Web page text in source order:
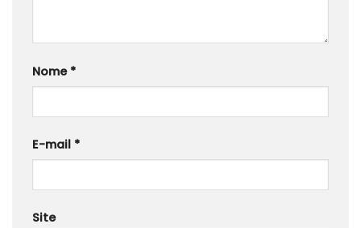
Nome *
E-mail *
Site